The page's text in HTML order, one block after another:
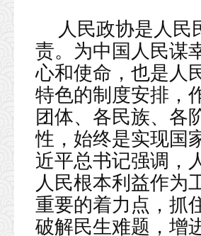
人民政协是人
责。为中国人民谋
心和使命，也是人
特色的制度安排，
团体、各民族、各
性，始终是实现国
近平总书记强调，
人民根本利益作为
重要的着力点，抓
破解民生难题，增